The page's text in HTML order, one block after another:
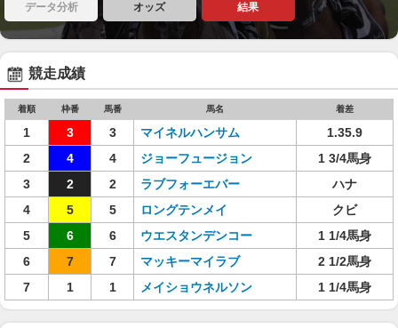
データ分析 オッズ 結果
競走成績
着順 枠番 馬番 馬名 着差
1 3 3 マイネルハンサム
1.35.9
2
4 4 ジョーフュージョン
1 3/4馬身
3
2 2 ラブフォーエバー
ハナ
4
5 5 ロングテンメイ
クビ
5
6 6 ウエスタンデンコー
1 1/4馬身
6
7 7 マッキーマイラブ
2 1/2馬身
7
1 1 メイショウネルソン 1 1/4馬身